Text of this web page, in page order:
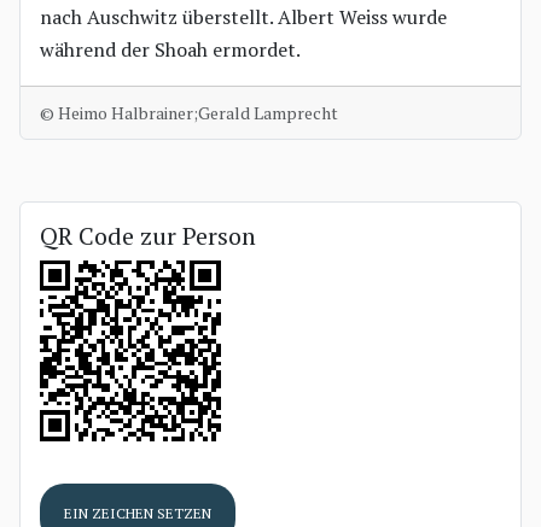
nach Auschwitz überstellt. Albert Weiss wurde
während der Shoah ermordet.
© Heimo Halbrainer;Gerald Lamprecht
QR Code zur Person
EIN ZEICHEN SETZEN